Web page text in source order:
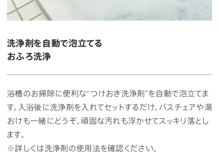
洗浄剤を自動で泡立てる
おふろ洗浄
浴槽のお掃除に便利な“つけおき洗浄剤”を自動で泡立てま
す。入浴後に洗浄剤を入れてセットするだけ。バスチェアや湯
おけも一緒にどうぞ。頑固な汚れも浮かせてスッキリ落とし
ます。
※詳しくは洗浄剤の使用法を確認ください。